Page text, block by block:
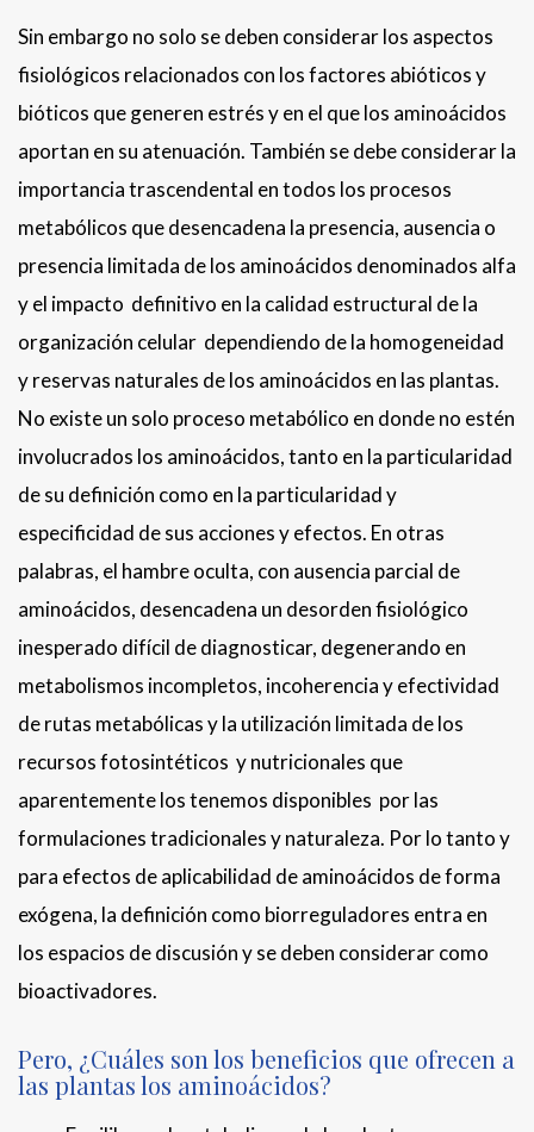
Sin embargo no solo se deben considerar los aspectos
fisiológicos relacionados con los factores abióticos y
bióticos que generen estrés y en el que los aminoácidos
aportan en su atenuación. También se debe considerar la
importancia trascendental en todos los procesos
metabólicos que desencadena la presencia, ausencia o
presencia limitada de los aminoácidos denominados alfa
y el impacto definitivo en la calidad estructural de la
organización celular dependiendo de la homogeneidad
y reservas naturales de los aminoácidos en las plantas.
No existe un solo proceso metabólico en donde no estén
involucrados los aminoácidos, tanto en la particularidad
de su definición como en la particularidad y
especificidad de sus acciones y efectos. En otras
palabras, el hambre oculta, con ausencia parcial de
aminoácidos, desencadena un desorden fisiológico
inesperado difícil de diagnosticar, degenerando en
metabolismos incompletos, incoherencia y efectividad
de rutas metabólicas y la utilización limitada de los
recursos fotosintéticos y nutricionales que
aparentemente los tenemos disponibles por las
formulaciones tradicionales y naturaleza. Por lo tanto y
para efectos de aplicabilidad de aminoácidos de forma
exógena, la definición como biorreguladores entra en
los espacios de discusión y se deben considerar como
bioactivadores.
Pero, ¿Cuáles son los beneficios que ofrecen a
las plantas los aminoácidos?